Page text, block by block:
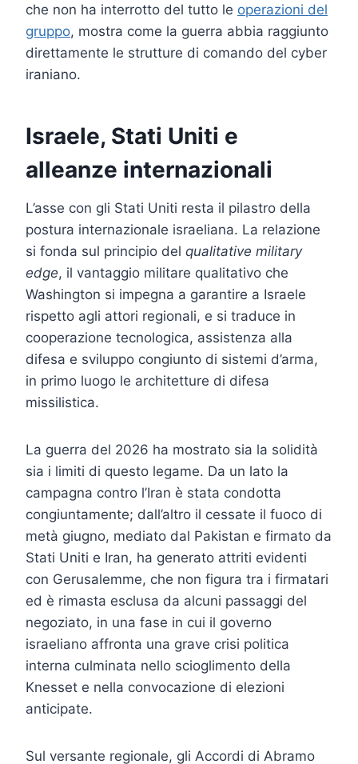
che non ha interrotto del tutto le operazioni del
gruppo, mostra come la guerra abbia raggiunto
direttamente le strutture di comando del cyber
iraniano.
Israele, Stati Uniti e
alleanze internazionali
L’asse con gli Stati Uniti resta il pilastro della
postura internazionale israeliana. La relazione
si fonda sul principio del qualitative military
edge, il vantaggio militare qualitativo che
Washington si impegna a garantire a Israele
rispetto agli attori regionali, e si traduce in
cooperazione tecnologica, assistenza alla
difesa e sviluppo congiunto di sistemi d’arma,
in primo luogo le architetture di difesa
missilistica.
La guerra del 2026 ha mostrato sia la solidità
sia i limiti di questo legame. Da un lato la
campagna contro l’Iran è stata condotta
congiuntamente; dall’altro il cessate il fuoco di
metà giugno, mediato dal Pakistan e firmato da
Stati Uniti e Iran, ha generato attriti evidenti
con Gerusalemme, che non figura tra i firmatari
ed è rimasta esclusa da alcuni passaggi del
negoziato, in una fase in cui il governo
israeliano affronta una grave crisi politica
interna culminata nello scioglimento della
Knesset e nella convocazione di elezioni
anticipate.
Sul versante regionale, gli Accordi di Abramo